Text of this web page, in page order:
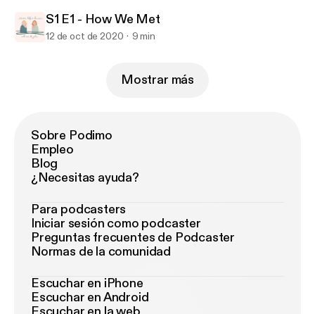
S1 E1 - How We Met
12 de oct de 2020 9 min
Mostrar más
Sobre Podimo
Empleo
Blog
¿Necesitas ayuda?
Para podcasters
Iniciar sesión como podcaster
Preguntas frecuentes de Podcaster
Normas de la comunidad
Escuchar en iPhone
Escuchar en Android